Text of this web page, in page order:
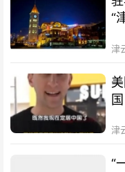
“
津
津
“